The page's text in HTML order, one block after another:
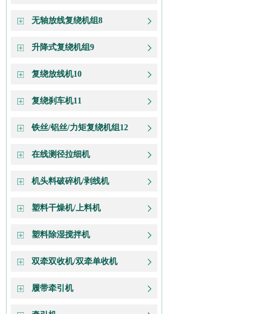
无轴放线复绕机组8
升降式复绕机组9
复绕放线机10
复绕刹车机11
铁丝/铝丝/力矩复绕机组12
在线测径拉细机
机头料破碎机/剥线机
塑料干燥机/上料机
塑料除湿搅拌机
双牵双收机/双牵单收机
履带牵引机